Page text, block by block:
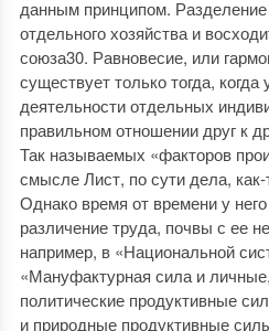
данным принципом. Разделение
отдельного хозяйства и
союза30. Равновесие, или
существует только тогда,
деятельности отдельных
правильном отношении друг к
Так называемых «факторов
смысле Лист, по сути дела,
Однако время от времени у
различение труда, почвы с ее
например, в «Национальной
«Мануфактурная сила и
политические продуктивные
и природные продуктивные